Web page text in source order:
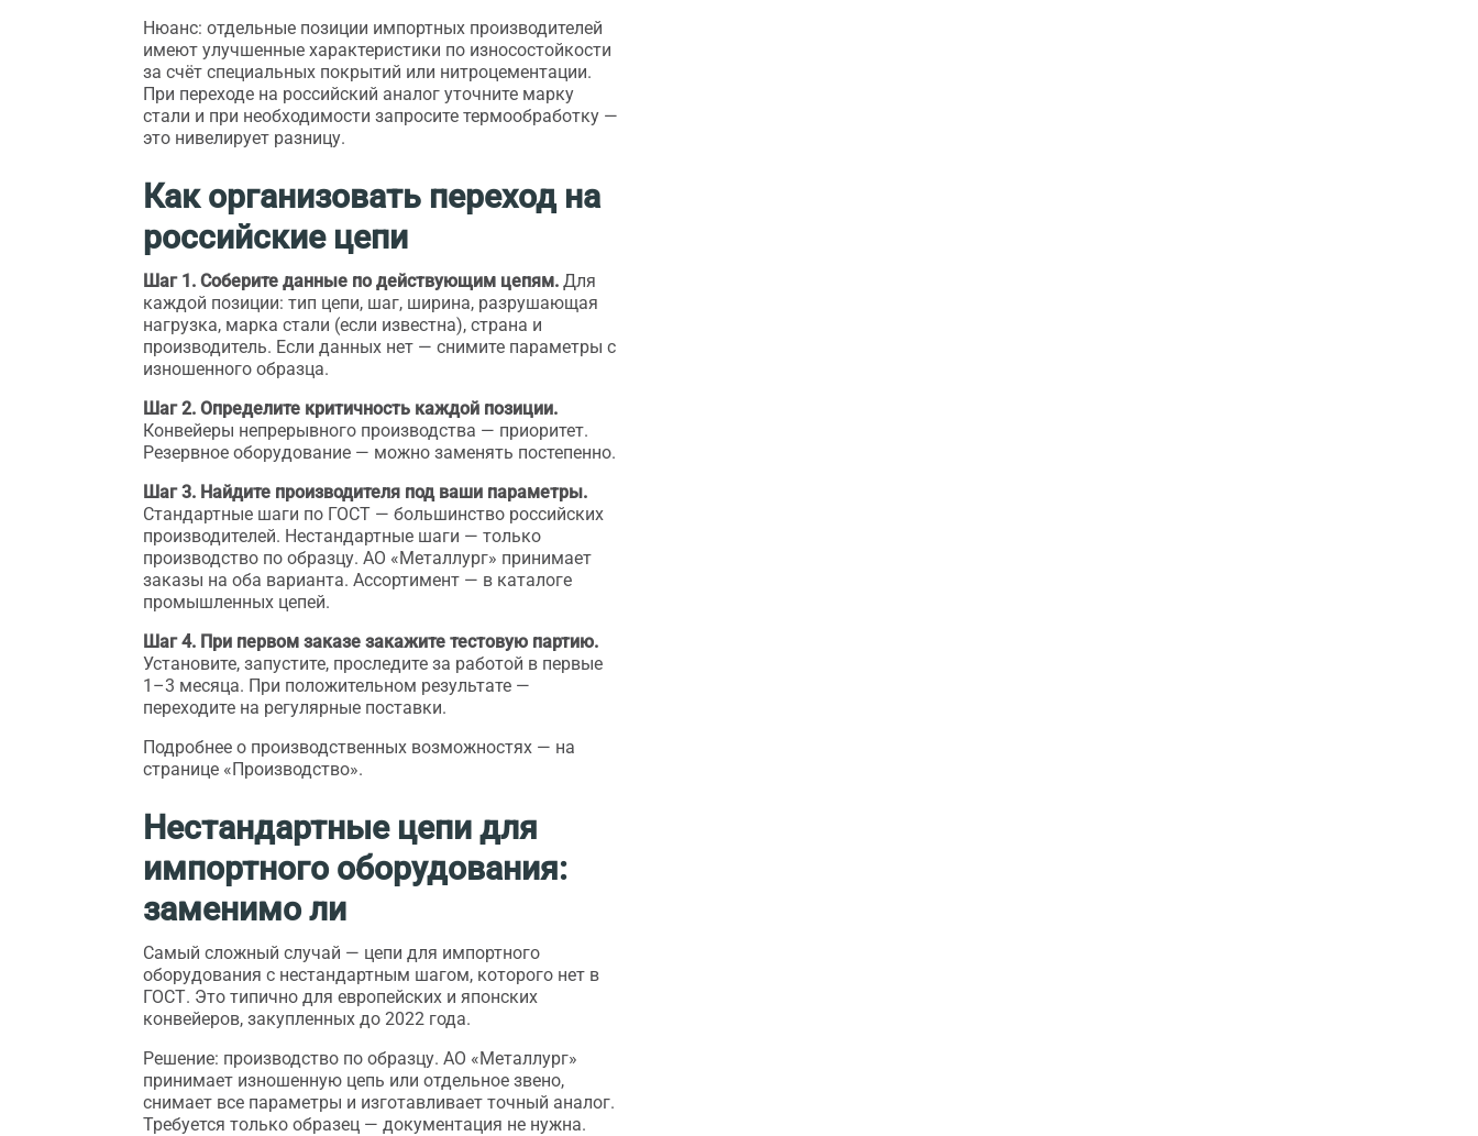
Нюанс: отдельные позиции импортных производителей
имеют улучшенные характеристики по износостойкости
за счёт специальных покрытий или нитроцементации.
При переходе на российский аналог уточните марку
стали и при необходимости запросите термообработку —
это нивелирует разницу.
Как организовать переход на
российские цепи
Шаг 1. Соберите данные по действующим цепям. Для
каждой позиции: тип цепи, шаг, ширина, разрушающая
нагрузка, марка стали (если известна), страна и
производитель. Если данных нет — снимите параметры с
изношенного образца.
Шаг 2. Определите критичность каждой позиции.
Конвейеры непрерывного производства — приоритет.
Резервное оборудование — можно заменять постепенно.
Шаг 3. Найдите производителя под ваши параметры.
Стандартные шаги по ГОСТ — большинство российских
производителей. Нестандартные шаги — только
производство по образцу. АО «Металлург» принимает
заказы на оба варианта. Ассортимент — в каталоге
промышленных цепей.
Шаг 4. При первом заказе закажите тестовую партию.
Установите, запустите, проследите за работой в первые
1–3 месяца. При положительном результате —
переходите на регулярные поставки.
Подробнее о производственных возможностях — на
странице «Производство».
Нестандартные цепи для
импортного оборудования:
заменимо ли
Самый сложный случай — цепи для импортного
оборудования с нестандартным шагом, которого нет в
ГОСТ. Это типично для европейских и японских
конвейеров, закупленных до 2022 года.
Решение: производство по образцу. АО «Металлург»
принимает изношенную цепь или отдельное звено,
снимает все параметры и изготавливает точный аналог.
Требуется только образец — документация не нужна.